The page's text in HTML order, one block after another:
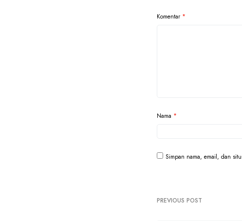
Komentar *
Nama *
Simpan nama, email, dan
PREVIOUS POST